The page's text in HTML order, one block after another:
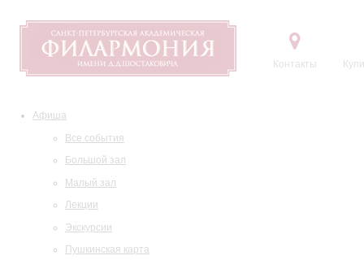
Контакты
Афиша
Все события
Большой зал
Малый зал
Лекции
Экскурсии
Пушкинская карта